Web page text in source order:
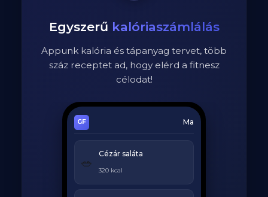
Egyszerű kalóriaszámlálás
Appunk kalória és tápanyag tervet, több
száz receptet ad, hogy elérd a fitnesz
célodat!
Ma
🥗
Cézár saláta
320 kcal